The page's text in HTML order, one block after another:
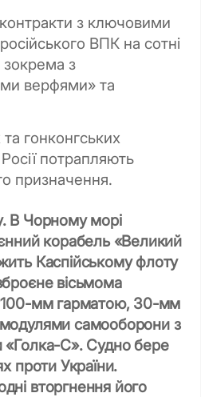
з ключовими
ВПК на сотні
зокрема з
верфями» та
гонконгських
потрапляють
призначення.
В Чорному морі
корабель «Великий
Каспійському флоту
вісьмома
100-мм гарматою, 30-мм
самооборони з
«Голка-С». Судно бере
проти України.
вторгнення його